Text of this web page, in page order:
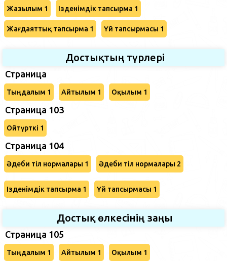
Жазылым 1 Ізденімдік тапсырма 1
Жағдаяттық тапсырма 1 Үй тапсырмасы 1
Достықтың түрлері
Страница
Тыңдалым 1 Айтылым 1 Оқылым 1
Страница 103
Ойтүрткі 1
Страница 104
Әдеби тіл нормалары 1 Әдеби тіл нормалары 2
Ізденімдік тапсырма 1 Үй тапсырмасы 1
Достық өлкесінің заңы
Страница 105
Тыңдалым 1 Айтылым 1 Оқылым 1